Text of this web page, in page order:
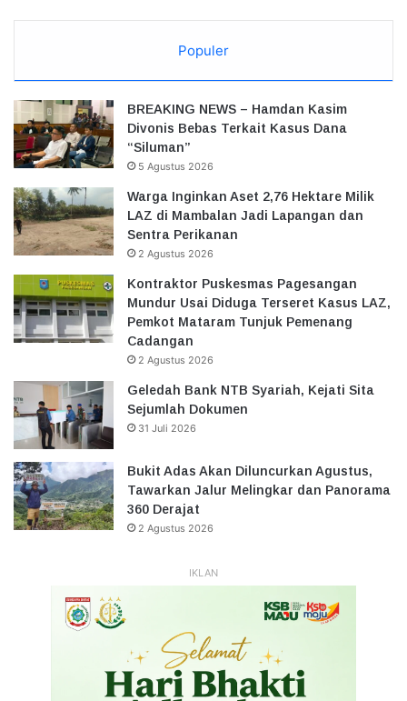
Populer
BREAKING NEWS – Hamdan Kasim
Divonis Bebas Terkait Kasus Dana
“Siluman”
5 Agustus 2026
Warga Inginkan Aset 2,76 Hektare Milik
LAZ di Mambalan Jadi Lapangan dan
Sentra Perikanan
2 Agustus 2026
Kontraktor Puskesmas Pagesangan
Mundur Usai Diduga Terseret Kasus LAZ,
Pemkot Mataram Tunjuk Pemenang
Cadangan
2 Agustus 2026
Geledah Bank NTB Syariah, Kejati Sita
Sejumlah Dokumen
31 Juli 2026
Bukit Adas Akan Diluncurkan Agustus,
Tawarkan Jalur Melingkar dan Panorama
360 Derajat
2 Agustus 2026
IKLAN